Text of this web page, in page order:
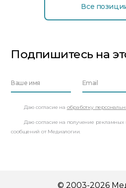
Все
Подпишитесь на
Даю согласие на обработку
Даю согласие на получение
сообщений от Медиалогии.
© 2003-2026